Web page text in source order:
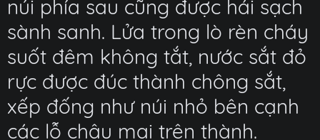
núi phía sau cũng được hái sạch
sành sanh. Lửa trong lò rèn cháy
suốt đêm không tắt, nước sắt đỏ
rực được đúc thành chông sắt,
xếp đống như núi nhỏ bên cạnh
các lỗ châu mai trên thành.